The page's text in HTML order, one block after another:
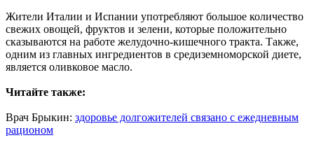
Жители Италии и Испании употребляют большое количество
свежих овощей, фруктов и зелени, которые положительно
сказываются на работе желудочно-кишечного тракта. Также,
одним из главных ингредиентов в средиземноморской диете,
является оливковое масло.
Читайте также:
Врач Брыкин: здоровье долгожителей связано с ежедневным
рационом